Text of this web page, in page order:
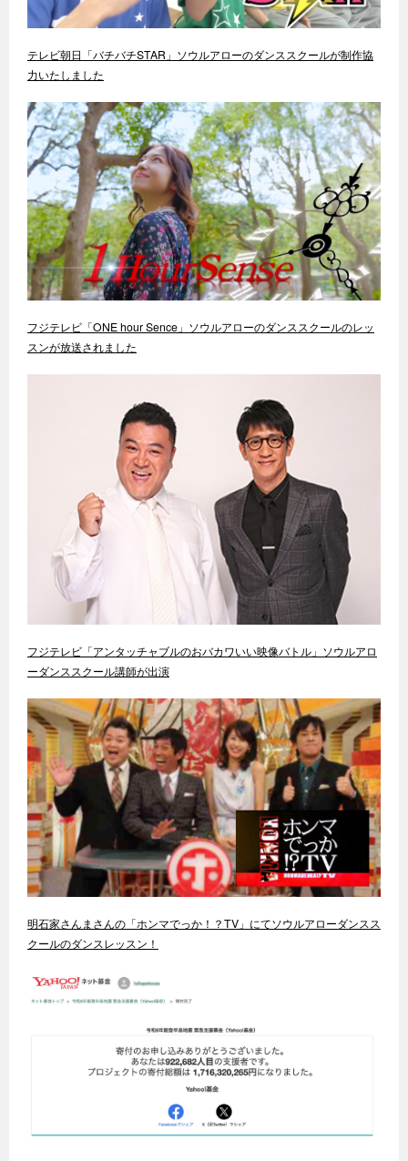
テレビ朝日「バチバチSTAR」ソウルアローのダンススクールが制作協
力いたしました
フジテレビ「ONE hour Sence」ソウルアローのダンススクールのレッ
スンが放送されました
フジテレビ「アンタッチャブルのおバカワいい映像バトル」ソウルアロ
ーダンススクール講師が出演
明石家さんまさんの「ホンマでっか！？TV」にてソウルアローダンスス
クールのダンスレッスン！